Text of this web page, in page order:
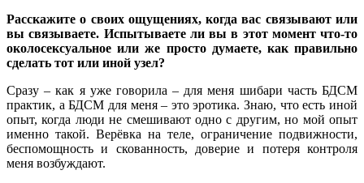
Расскажите о своих ощущениях, когда вас связывают или
вы связываете. Испытываете ли вы в этот момент что-то
околосексуальное или же просто думаете, как правильно
сделать тот или иной узел?
Сразу – как я уже говорила – для меня шибари часть БДСМ
практик, а БДСМ для меня – это эротика. Знаю, что есть иной
опыт, когда люди не смешивают одно с другим, но мой опыт
именно такой. Верёвка на теле, ограничение подвижности,
беспомощность и скованность, доверие и потеря контроля
меня возбуждают.